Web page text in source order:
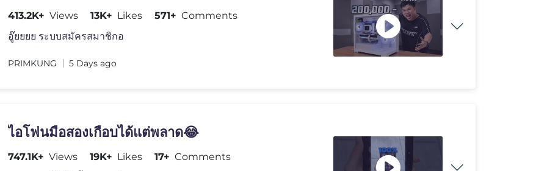
413.2K+ Views 13K+ Likes 571+ Comments
อู๊ยยยย ระบบสมัครสมาชิกอ
PRIMKUNG 5 Days ago
ไอโฟนมือสองเกือบได้แต่พลาด😂
747.1K+ Views 19K+ Likes 17+ Comments